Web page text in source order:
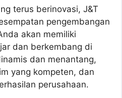
terus berinovasi, J&T
pengembangan
akan memiliki
dan berkembang di
dan menantang,
yang kompeten, dan
perusahaan.